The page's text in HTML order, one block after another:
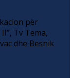
për
Tv Tema,
dhe Besnik